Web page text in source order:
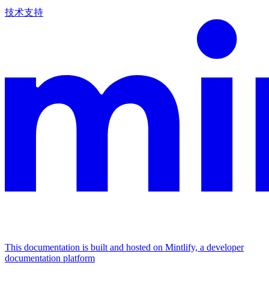
技术支持
This documentation is built and hosted on Mintlify, a developer
documentation platform